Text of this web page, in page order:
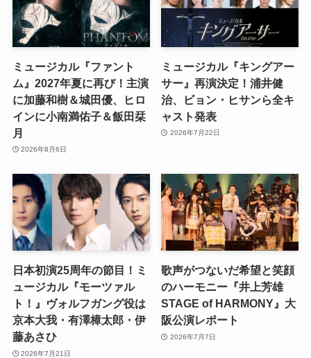
ミュージカル『ファント
ム』2027年夏に再び！主演
に加藤和樹＆城田優、ヒロ
インに小南満佑子＆飯田栞
月
2026年8月6日
ミュージカル『キングアー
サー』再演決定！浦井健
治、ビョン・ヒサンら全キ
ャスト発表
2026年7月22日
日本初演25周年の節目！ミ
ュージカル『モーツァル
ト！』ヴォルフガング役は
京本大我・有澤樟太郎・伊
藤あさひ
2026年7月21日
歌声がつないだ希望と笑顔
のハーモニー『井上芳雄
STAGE of HARMONY』大
阪公演レポート
2026年7月7日